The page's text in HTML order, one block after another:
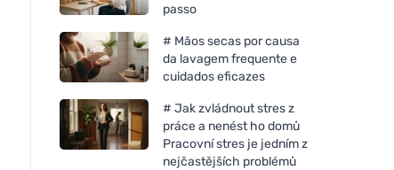
passo
# Mãos secas por causa
da lavagem frequente e
cuidados eficazes
# Jak zvládnout stres z
práce a nenést ho domů
Pracovní stres je jedním z
nejčastějších problémů